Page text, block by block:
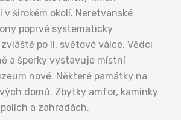
širokém okolí. Neretvanské
poprvé systematicky
po II. světové válce. Vědci
a šperky vystavuje místní
nové. Některé památky na
domů. Zbytky amfor, kamínky
a zahradách.